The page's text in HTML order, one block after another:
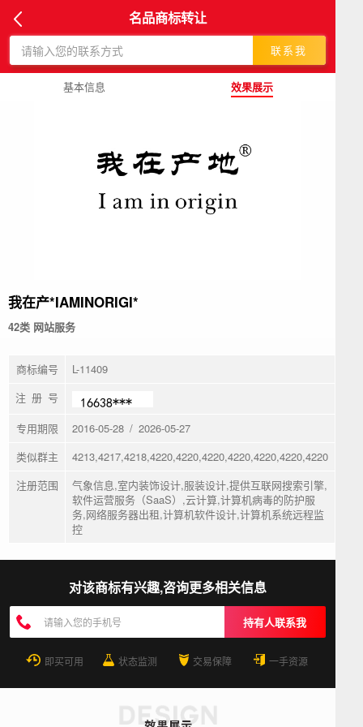
名品商标转让
联系我
基本信息 效果展示
我在产*IAMINORIGI*
42类 网站服务
商标编号
L-11409
注 册 号
专用期限
2016-05-28 / 2026-05-27
类似群主
4213,4217,4218,4220,4220,4220,4220,4220,4220,4220
注册范围
气象信息,室内装饰设计,服装设计,提供互联网搜索引擎,
软件运营服务（SaaS）,云计算,计算机病毒的防护服
务,网络服务器出租,计算机软件设计,计算机系统远程监
控
对该商标有兴趣,咨询更多相关信息
持有人联系我
即买可用 状态监测 交易保障 一手资源